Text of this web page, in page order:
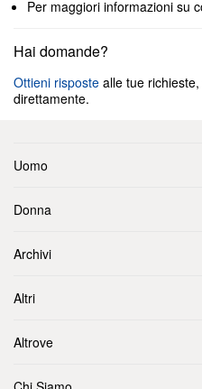
Per maggiori informazioni su
Hai domande?
Ottieni risposte alle tue
direttamente.
Uomo
Donna
Archivi
Altri
Altrove